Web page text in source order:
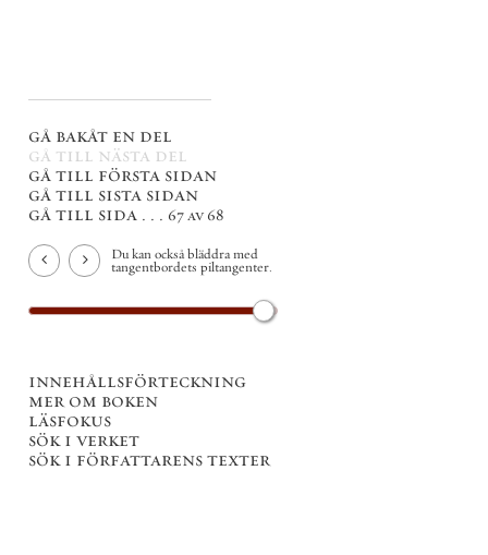
gå bakåt en del
gå till nästa del
gå till första sidan
gå till sista sidan
gå till sida . . . 67 av 68
Du kan också bläddra med
tangentbordets piltangenter.
innehållsförteckning
mer om boken
läsfokus
sök i verket
sök i författarens texter